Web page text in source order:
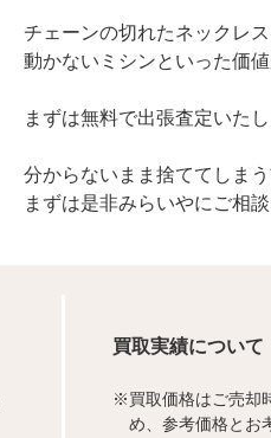
チェーンの切れたネックレ
動かないミシンといった価
まずは無料で出張査定いたし
分からないまま捨ててしまう
まずは是非みらいやにご相談
買取実績について
※買取価格はご売却
め、参考価格とお